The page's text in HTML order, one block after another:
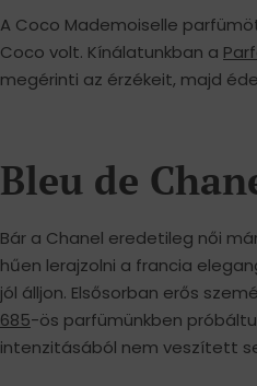
A Coco Mademoiselle
Coco volt. Kínálatunkban a
megérinti az érzékeit, majd
Bleu de
Bár a Chanel eredetileg női
hűen lerajzolni a francia
jól álljon. Elsősorban erős
685-ös parfümünkben
intenzitásából nem veszített